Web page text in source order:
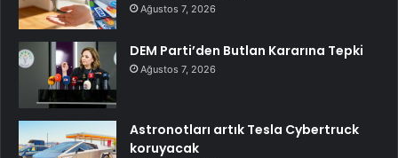
Ağustos 7, 2026
DEM Parti’den Butlan Kararına Tepki
Ağustos 7, 2026
Astronotları artık Tesla Cybertruck
koruyacak